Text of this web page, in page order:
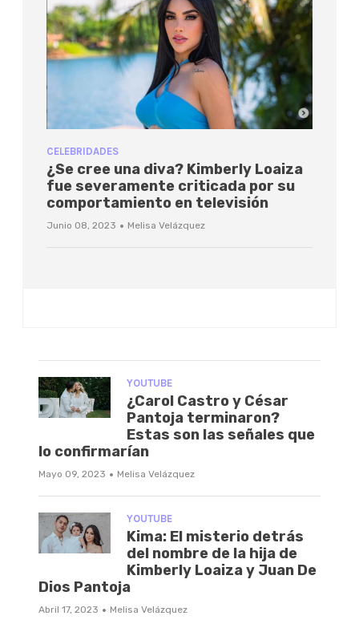
CELEBRIDADES
¿Se cree una diva? Kimberly Loaiza
fue severamente criticada por su
comportamiento en televisión
Junio 08, 2023 · Melisa Velázquez
YOUTUBE
¿Carol Castro y César
Pantoja terminaron?
Estas son las señales que
lo confirmarían
Mayo 09, 2023 · Melisa Velázquez
YOUTUBE
Kima: El misterio detrás
del nombre de la hija de
Kimberly Loaiza y Juan De
Dios Pantoja
Abril 17, 2023 · Melisa Velázquez